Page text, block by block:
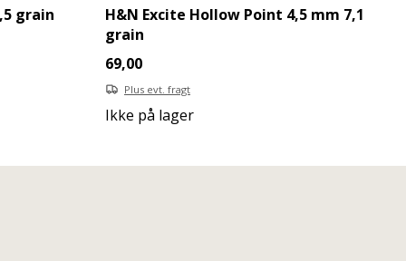
grain
H&N Excite Hollow Point 4,5 mm 7,1
grain
69,00
Plus evt. fragt
Ikke på lager